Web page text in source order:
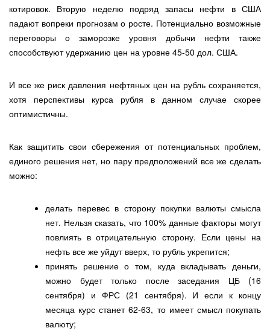
котировок. Вторую неделю подряд запасы нефти в США
падают вопреки прогнозам о росте. Потенциально возможные
переговоры о заморозке уровня добычи нефти также
способствуют удержанию цен на уровне 45-50 дол. США.
И все же риск давления нефтяных цен на рубль сохраняется,
хотя перспективы курса рубля в данном случае скорее
оптимистичны.
Как защитить свои сбережения от потенциальных проблем,
единого решения нет, но пару предположений все же сделать
можно:
делать перевес в сторону покупки валюты смысла
нет. Нельзя сказать, что 100% данные факторы могут
повлиять в отрицательную сторону. Если цены на
нефть все же уйдут вверх, то рубль укрепится;
принять решение о том, куда вкладывать деньги,
можно будет только после заседания ЦБ (16
сентября) и ФРС (21 сентября). И если к концу
месяца курс станет 62-63, то имеет смысл покупать
валюту;